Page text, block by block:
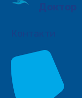
Доктор
Контакти